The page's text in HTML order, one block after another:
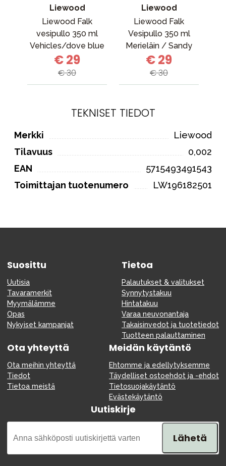
Liewood
Liewood Falk
vesipullo 350 ml
Vehicles/dove blue
mix
€ 29
€ 30
Liewood
Liewood Falk
Vesipullo 350 ml
Merieläin / Sandy
€ 29
€ 30
TEKNISET TIEDOT
Merkki
Liewood
Tilavuus
0,002
EAN
5715493491543
Toimittajan tuotenumero
LW196182501
Suosittu
Uutisia
Tavaramerkit
Myymälämme
Opas
Nykyiset kampanjat
Tietoa
Palautukset & valitukset
Synnytystakuu
Hintatakuu
Varaa neuvonantaja
Takaisinvedot ja tuotetiedot
Tuotteen palauttaminen
Ota yhteyttä
Ota meihin yhteyttä
Tiedot
Tietoa meistä
Meidän käytäntö
Ehtomme ja edellytyksemme
Täydelliset ostoehdot ja -ehdot
Tietosuojakäytäntö
Evästekäytäntö
Uutiskirje
Lähetä